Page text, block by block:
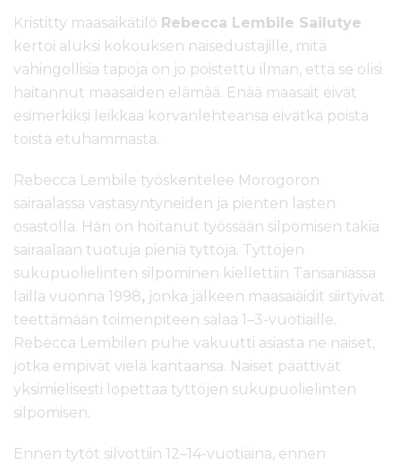
Kristitty maasaikätilö Rebecca Lembile Sailutye
kertoi aluksi kokouksen naisedustajille, mitä
vahingollisia tapoja on jo poistettu ilman, että se olisi
haitannut maasaiden elämää. Enää maasait eivät
esimerkiksi leikkaa korvanlehteänsä eivätkä poista
toista etuhammasta.
Rebecca Lembile työskentelee Morogoron
sairaalassa vastasyntyneiden ja pienten lasten
osastolla. Hän on hoitanut työssään silpomisen takia
sairaalaan tuotuja pieniä tyttöjä. Tyttöjen
sukupuolielinten silpominen kiellettiin Tansaniassa
lailla vuonna 1998, jonka jälkeen maasaiäidit siirtyivät
teettämään toimenpiteen salaa 1–3-vuotiaille.
Rebecca Lembilen puhe vakuutti asiasta ne naiset,
jotka empivät vielä kantaansa. Naiset päättivät
yksimielisesti lopettaa tyttöjen sukupuolielinten
silpomisen.
Ennen tytöt silvottiin 12–14-vuotiaina, ennen